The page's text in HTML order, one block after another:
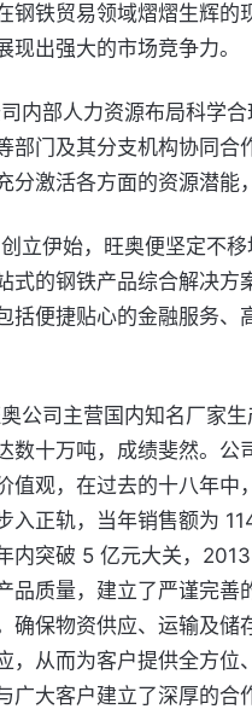
钢铁贸易领域熠熠生辉的
现出强大的市场竞争力。
部门及其分支机构协同合
分激活各方面的资源潜能
式的钢铁产品综合解决方
括便捷贴心的金融服务、
数十万吨，成绩斐然。公
值观，在过去的十八年
入正轨，当年销售额为
内突破 5 亿元大关，
品质量，建立了严谨完善
确保物资供应、运输及储
，从而为客户提供全方位
广大客户建立了深厚的合